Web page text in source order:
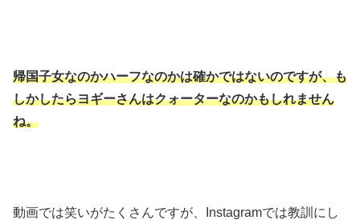
帰国子女なのかハーフなのかは確かではないのですが、も
しかしたらヨギーさんはクォーターなのかもしれません
ね。
動画では笑いがたくさんですが、Instagramでは教訓にし